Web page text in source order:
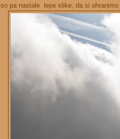
so pa nastale lepe slike, da si ohranimo